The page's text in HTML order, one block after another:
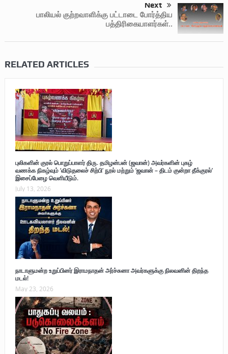
Next
பாலியல் குற்றவாளிக்கு பட்டாடை போர்த்திய
பத்திரிகையாளர்கள்..
RELATED ARTICLES
புலிகளின் குரல் பொறுப்பாளர் திரு. தமிழன்பன் (ஜவான்) அவர்களின் புகழ்
வணக்க நிகழ்வும் ‘விடுதலைச் சிற்பி’ நூல் மற்றும் ‘ஜவான் – திடம் குன்றா தீக்குரல்’
இசைப்பேழை வெளியீடும்.
July 13, 2026
நாடாளுமன்ற உறுப்பினர் இராமநாதன் அர்ச்சுனா அவர்களுக்கு நிலவனின் திறந்த
மடல்!
May 23, 2026